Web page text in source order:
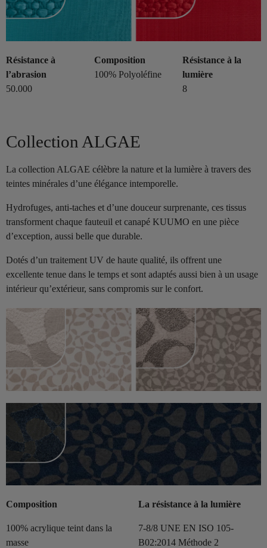
Résistance à
l’abrasion
50.000
Composition
100% Polyoléfine
Résistance à la
lumière
8
Collection ALGAE
La collection ALGAE célèbre la nature et la lumière à travers des
teintes minérales d’une élégance intemporelle.
Hydrofuges, anti-taches et d’une douceur surprenante, ces tissus
transforment chaque fauteuil et canapé KUUMO en une pièce
d’exception, aussi belle que durable.
Dotés d’un traitement UV de haute qualité, ils offrent une
excellente tenue dans le temps et sont adaptés aussi bien à un usage
intérieur qu’extérieur, sans compromis sur le confort.
Composition
100% acrylique teint dans la
masse
La résistance à la lumière
7-8/8 UNE EN ISO 105-
B02:2014 Méthode 2